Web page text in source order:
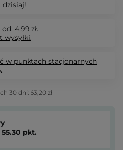
dzisiaj!
4,99 zł.
wysyłki.
w punktach stacjonarnych
30 dni: 63,20 zł
55.30 pkt.